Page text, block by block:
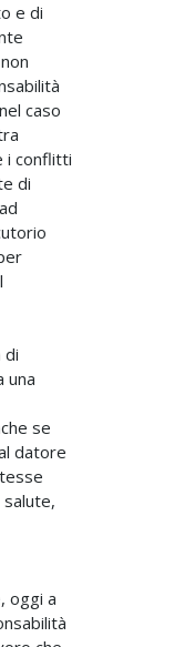
e di
caso
i conflitti
di
di
una
se
datore
oggi a